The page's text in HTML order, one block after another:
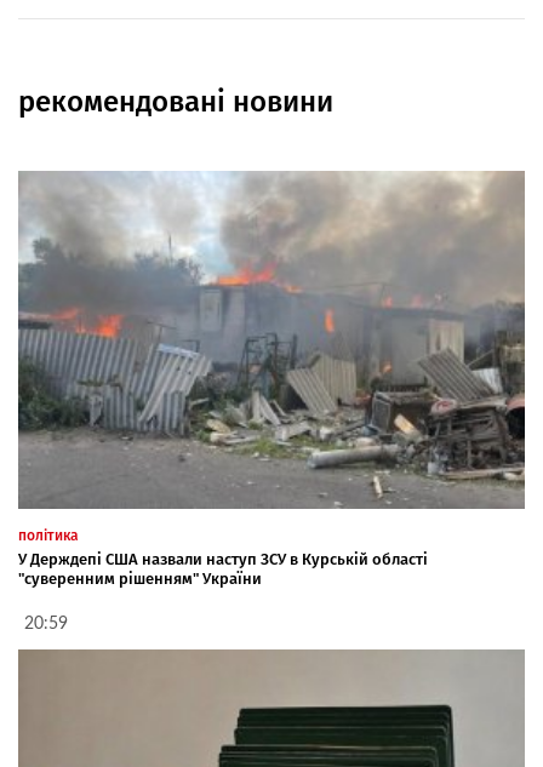
рекомендовані новини
політика
У Держдепі США назвали наступ ЗСУ в Курській області
"суверенним рішенням" України
20:59